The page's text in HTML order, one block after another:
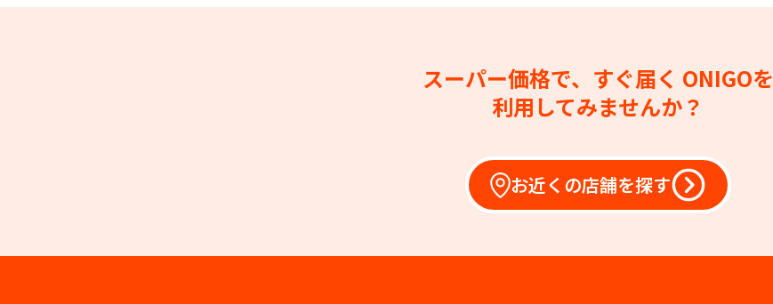
スーパー価格で、すぐ届く ONIGOを
利用してみませんか？
お近くの店舗を探す